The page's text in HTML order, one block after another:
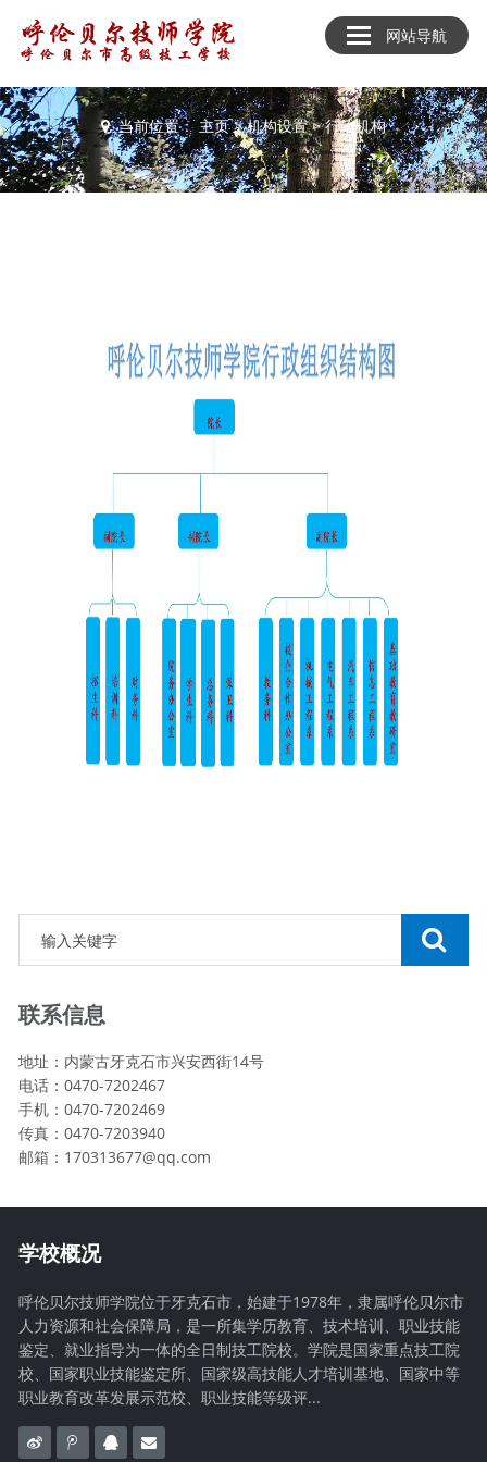
网站导航
机构设置
当前位置：主页>机构设置>行政机构
联系信息
地址：内蒙古牙克石市兴安西街14号
电话：0470-7202467
手机：0470-7202469
传真：0470-7203940
邮箱：170313677@qq.com
学校概况
呼伦贝尔技师学院位于牙克石市，始建于1978年，隶属呼伦贝尔市
人力资源和社会保障局，是一所集学历教育、技术培训、职业技能
鉴定、就业指导为一体的全日制技工院校。学院是国家重点技工院
校、国家职业技能鉴定所、国家级高技能人才培训基地、国家中等
职业教育改革发展示范校、职业技能等级评...